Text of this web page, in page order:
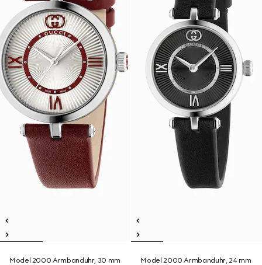
Model 2000 Armbanduhr, 30 mm
Model 2000 Armbanduhr, 24 mm